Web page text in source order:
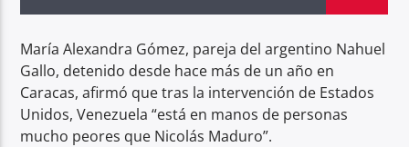
María Alexandra Gómez, pareja del argentino Nahuel
Gallo, detenido desde hace más de un año en
Caracas, afirmó que tras la intervención de Estados
Unidos, Venezuela “está en manos de personas
mucho peores que Nicolás Maduro”.